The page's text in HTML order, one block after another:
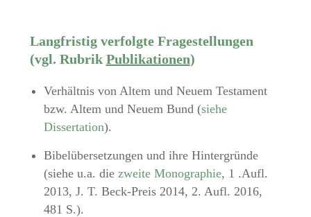
Langfristig verfolgte Fragestellungen
(vgl. Rubrik Publikationen)
Verhältnis von Altem und Neuem Testament
bzw. Altem und Neuem Bund (siehe
Dissertation).
Bibelübersetzungen und ihre Hintergründe
(siehe u.a. die zweite Monographie, 1 .Aufl.
2013, J. T. Beck-Preis 2014, 2. Aufl. 2016,
481 S.).